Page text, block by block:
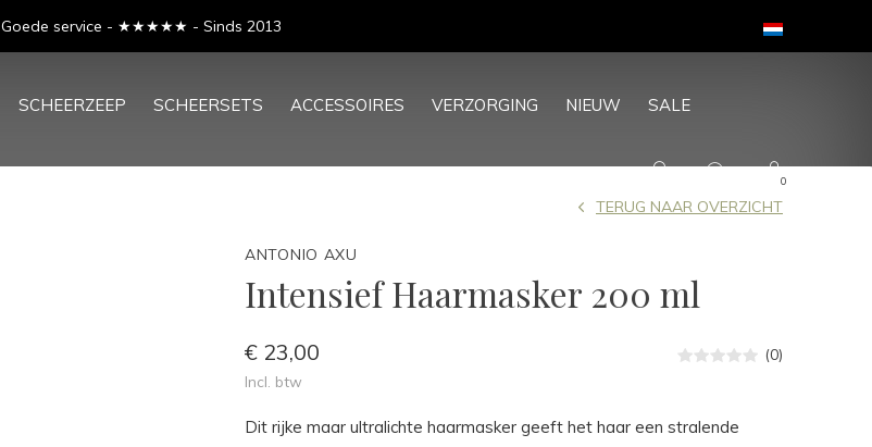
SCHEERZEEP SCHEERSETS ACCESSOIRES VERZORGING NIEUW
SALE
0
Goede service - ★★★★★ - Sinds 2013
ANTONIO AXU
Intensief Haarmasker 200 ml
TERUG NAAR OVERZICHT
€ 23,00
Incl. btw
(0)
Dit rijke maar ultralichte haarmasker geeft het haar een stralende